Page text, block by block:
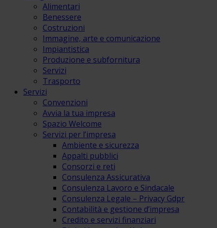
Alimentari
Benessere
Costruzioni
Immagine, arte e comunicazione
Impiantistica
Produzione e subfornitura
Servizi
Trasporto
Servizi
Convenzioni
Avvia la tua impresa
Spazio Welcome
Servizi per l’impresa
Ambiente e sicurezza
Appalti pubblici
Consorzi e reti
Consulenza Assicurativa
Consulenza Lavoro e Sindacale
Consulenza Legale – Privacy Gdpr
Contabilità e gestione d’impresa
Credito e servizi finanziari